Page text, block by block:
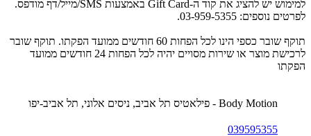
למימוש יש להציג את קוד ה-Gift Card באמצעות SMS/מייל/דף מודפס.
לפרטים נוספים: 03-959-5355.
תוקף שובר כספי הינו לכל הפחות 60 חודשים ממועד הפקתו. תוקף שובר
לרכישת מוצר או שירות מסויים יהיה לכל הפחות 24 חודשים ממועד
הפקתו
Body Motion - פילאטיס תל אביב, ניסים אלוני, תל אביב-יפו
039595355